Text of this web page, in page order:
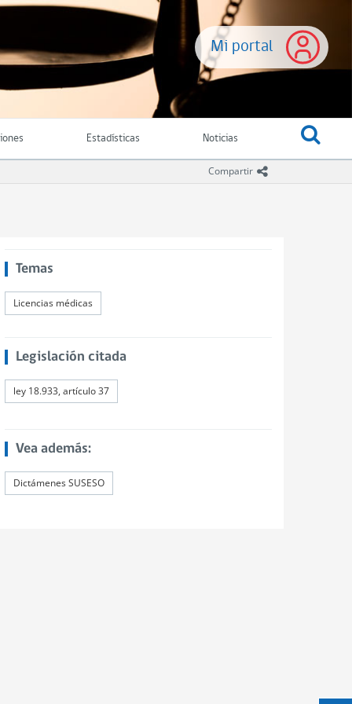
Mi portal
Estadísticas Noticias
Compartir icono compartir
Temas
Licencias médicas
Legislación citada
ley 18.933, artículo 37
Vea además:
Dictámenes SUSESO